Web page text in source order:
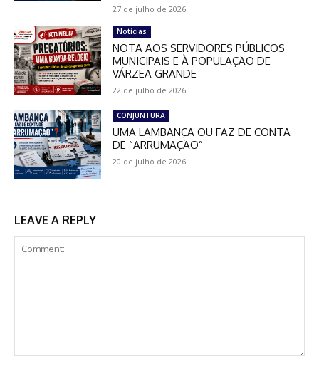
27 de julho de 2026
Notícias
NOTA AOS SERVIDORES PÚBLICOS
MUNICIPAIS E À POPULAÇÃO DE
VÁRZEA GRANDE
22 de julho de 2026
CONJUNTURA
UMA LAMBANÇA OU FAZ DE CONTA
DE “ARRUMAÇÃO”
20 de julho de 2026
LEAVE A REPLY